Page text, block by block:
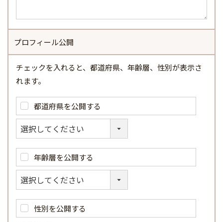
プロフィール公開
チェックを入れると、都道府県、年齢層、性別が表示さ
れます。
都道府県を公開する
年齢層を公開する
性別を公開する